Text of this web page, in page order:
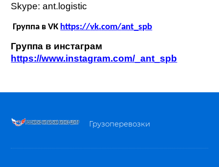
Skype: ant.logistic
Группа в VK https://vk.com/ant _spb
Группа в инстаграм
https://www.instagram.com/_ant_spb
Грузоперевозки